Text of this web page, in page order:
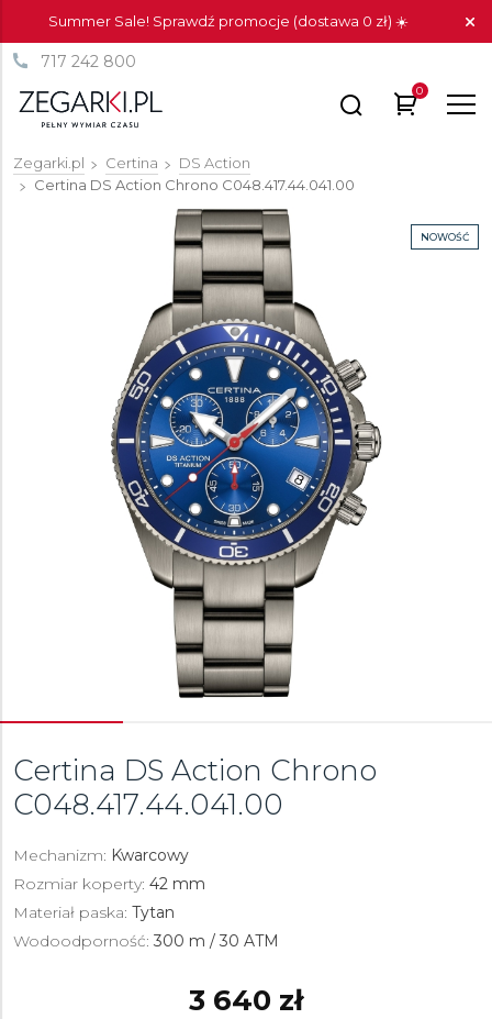
Summer Sale! Sprawdź promocje (dostawa 0 zł) ☀️
717 242 800
0
Zegarki.pl Certina
DS Action
Certina DS Action Chrono C048.417.44.041.00
NOWOŚĆ
Certina DS Action Chrono
C048.417.44.041.00
Mechanizm: Kwarcowy
Rozmiar koperty: 42 mm
Materiał paska: Tytan
Wodoodporność: 300 m / 30 ATM
3 640 zł